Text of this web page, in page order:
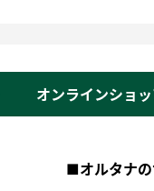
オンラインショ
■オルタナ